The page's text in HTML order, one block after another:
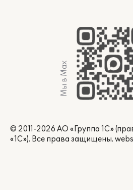
Мы в Max
© 2011-2026 АО «Группа 1С»
«1С»). Все права защищены.